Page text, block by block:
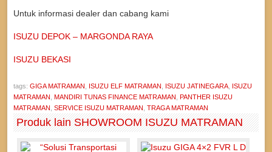
Untuk informasi dealer dan cabang kami
ISUZU DEPOK – MARGONDA RAYA
ISUZU BEKASI
tags:GIGA MATRAMAN ISUZU ELF MATRAMAN ISUZU JATINEGARA ISUZU
MATRAMAN ,MANDIRI TUNAS FINANCE MATRAMAN ,PANTHER ISUZU
MATRAMAN ,SERVICE ISUZU MATRAMAN ,TRAGA MATRAMAN
Produk lain SHOWROOM ISUZU MATRAMAN